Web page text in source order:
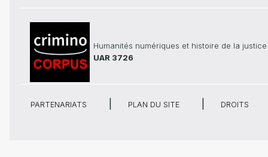
Humanités numériques et histoire de la justice
UAR 3726
PARTENARIATS PLAN DU SITE DROITS